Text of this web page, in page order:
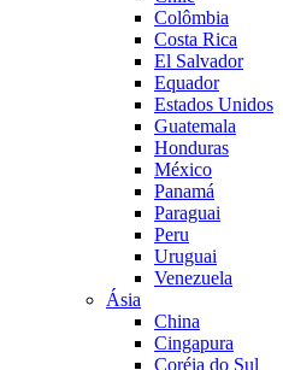
Colômbia
Costa Rica
El Salvador
Equador
Estados Unidos
Guatemala
Honduras
México
Panamá
Paraguai
Peru
Uruguai
Venezuela
Ásia
China
Cingapura
Coréia do Sul